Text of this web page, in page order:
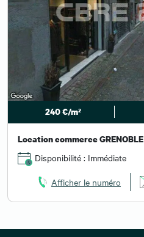
240 €/m²
Location commerce GRENOBLE
Disponibilité : Immédiate
Afficher le numéro